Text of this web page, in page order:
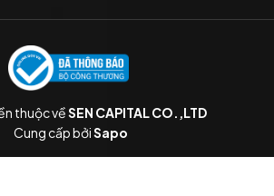
thuộc vềSEN CAPITAL CO.,LTD
Cung cấp bởiSapo